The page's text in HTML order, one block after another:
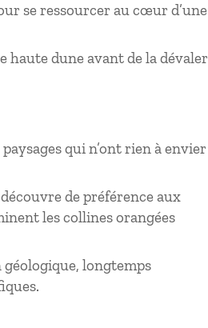
se ressourcer au cœur d’une
haute dune avant de la dévaler
qui n’ont rien à envier
de préférence aux
les collines orangées
longtemps